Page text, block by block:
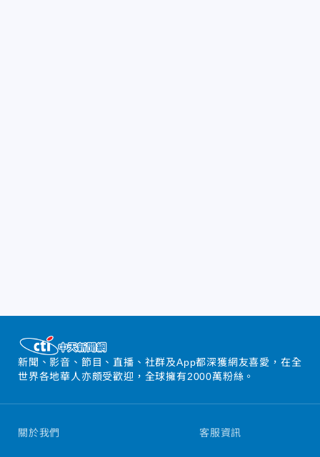
新聞、影音、節目、直播、社群及App都深獲網友喜愛，在全
世界各地華人亦頗受歡迎，全球擁有2000萬粉絲。
關於我們 客服資訊